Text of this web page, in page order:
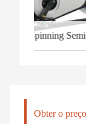
Remo
Obter o